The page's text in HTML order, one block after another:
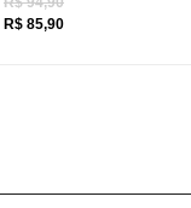
R$ 85,90